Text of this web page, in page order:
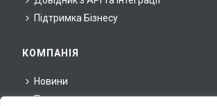
Підтримка Бізнесу
КОМПАНІЯ
Новини
Про нас